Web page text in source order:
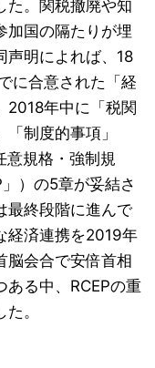
た。関税撤廃や知
加国の隔たりが埋
声明によれば、18
に合意された「経
2018年中に「税関
制度的事項」
意規格・強制規
）の5章が妥結さ
最終段階に進んで
経済連携を2019年
脳会合で安倍首相
ある中、RCEPの重
。